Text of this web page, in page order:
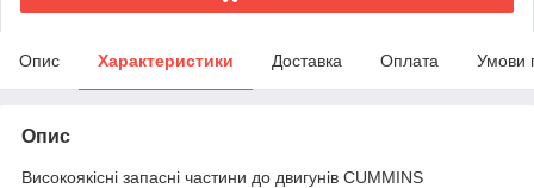
Опис Характеристики Доставка Оплата Умови
Опис
Високоякісні запасні частини до двигунів CUMMINS